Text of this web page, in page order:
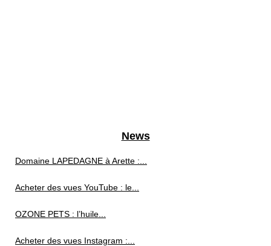
News
Domaine LAPEDAGNE à Arette :...
Acheter des vues YouTube : le...
OZONE PETS : l’huile...
Acheter des vues Instagram :...